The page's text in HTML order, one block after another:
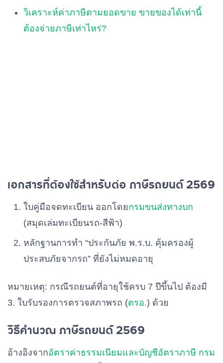
วิเคราะห์ค่าภาษีตามยอดขาย ขายของได้เท่านี้
ต้องจ่ายภาษีเท่าไหร่?
เอกสารที่ต้องใช้สำหรับต่อ ภาษีรถยนต์ 2569
ใบคู่มือจดทะเบียน ออกโดยกรมขนส่งทางบก
(สมุดเล่มทะเบียนรถ-สีฟ้า)
หลักฐานการทำ “ประกันภัย พ.ร.บ. คุ้มครองผู้
ประสบภัยจากรถ” ที่ยังไม่หมดอายุ
หมายเหตุ: กรณีรถยนต์ที่อายุใช้ครบ 7 ปีขึ้นไป ต้องมี
3. ใบรับรองการตรวจสภาพรถ (ตรอ.) ด้วย
วิธีคำนวณ ภาษีรถยนต์ 2569
อ้างอิงจากอัตราค่าธรรมเนียมและบัญชีอัตราภาษี กรม